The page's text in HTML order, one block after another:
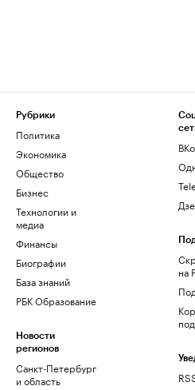
Рубрики
Политика
Экономика
Общество
Бизнес
Технологии и
медиа
Финансы
Биографии
База знаний
РБК Образование
Новости
регионов
Санкт-Петербург
и область
на